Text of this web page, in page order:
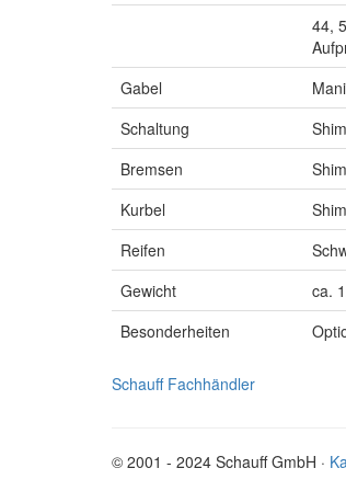
44,
Gabel
Schaltung
Bremsen
Kurbel
Reifen
Gewicht
ca.
Besonderheiten
Schauff Fachhändler
© 2001 - 2024 Schauff GmbH ·